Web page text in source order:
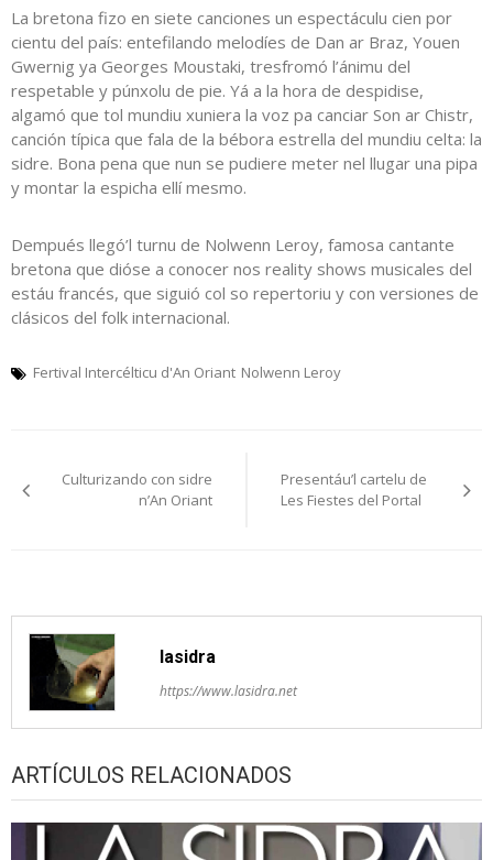
La bretona fizo en siete canciones un espectáculu cien por
cientu del país: entefilando melodíes de Dan ar Braz, Youen
Gwernig ya Georges Moustaki, tresfromó l’ánimu del
respetable y púnxolu de pie. Yá a la hora de despidise,
algamó que tol mundiu xuniera la voz pa canciar Son ar Chistr,
canción típica que fala de la bébora estrella del mundiu celta: la
sidre. Bona pena que nun se pudiere meter nel llugar una pipa
y montar la espicha ellí mesmo.
Dempués llegó’l turnu de Nolwenn Leroy, famosa cantante
bretona que dióse a conocer nos reality shows musicales del
estáu francés, que siguió col so repertoriu y con versiones de
clásicos del folk internacional.
Fertival Intercélticu d'An Oriant Nolwenn Leroy
pelos
Culturizando con sidre
n’An Oriant
Presentáu’l cartelu de
Les Fiestes del Portal
lasidra
https://www.lasidra.net
ARTÍCULOS RELACIONADOS